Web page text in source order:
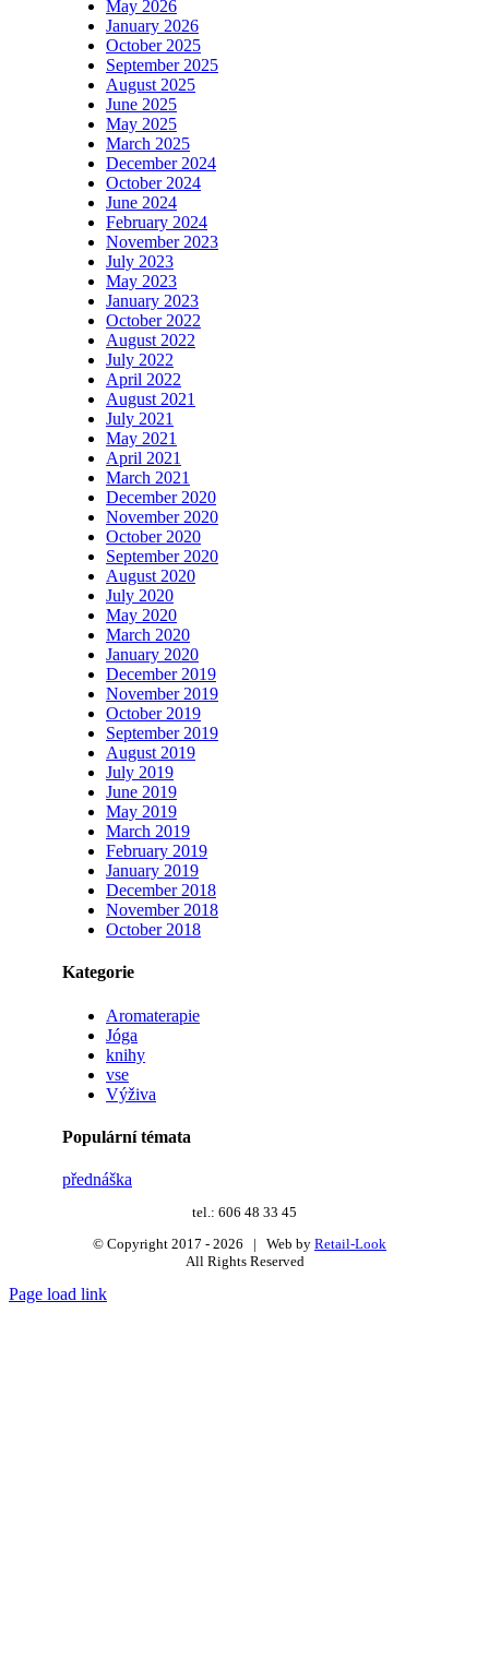
May 2026
January 2026
October 2025
September 2025
August 2025
June 2025
May 2025
March 2025
December 2024
October 2024
June 2024
February 2024
November 2023
July 2023
May 2023
January 2023
October 2022
August 2022
July 2022
April 2022
August 2021
July 2021
May 2021
April 2021
March 2021
December 2020
November 2020
October 2020
September 2020
August 2020
July 2020
May 2020
March 2020
January 2020
December 2019
November 2019
October 2019
September 2019
August 2019
July 2019
June 2019
May 2019
March 2019
February 2019
January 2019
December 2018
November 2018
October 2018
Kategorie
Aromaterapie
Jóga
knihy
vse
Výživa
Populární témata
přednáška
tel.: 606 48 33 45
© Copyright 2017 - 2026 | Web by Retail-Look
All Rights Reserved
Page load link